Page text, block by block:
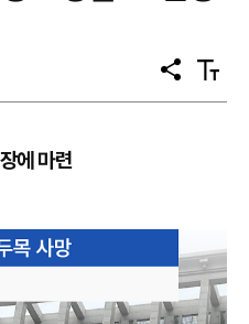
공
유
텍
스
에 마련